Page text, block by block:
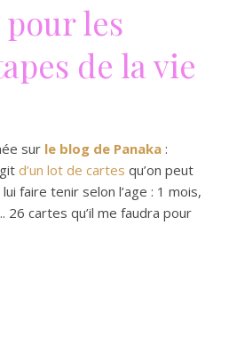
les
de la vie
sur le blog de Panaka :
d’un lot de cartes qu’on peut
faire tenir selon l’age : 1 mois,
cartes qu’il me faudra pour